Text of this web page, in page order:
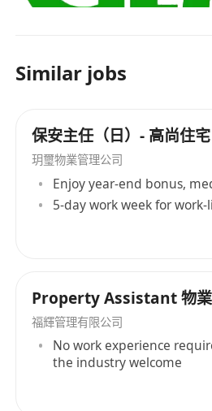
Similar jobs
保安主任（日）- 高尚住宅
玥璽物業管理公司
Enjoy year-end bonus,
5-day work week for
Property Assistant 物
福輝管理有限公司
No work experience
the industry welcome